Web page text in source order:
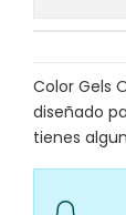
Color Gels
diseñado
tienes